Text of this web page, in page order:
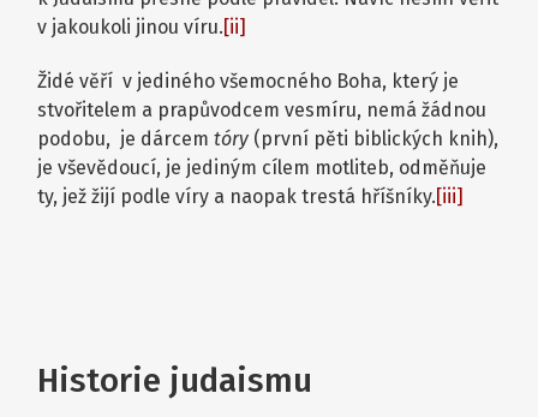
v jakoukoli jinou víru.[ii]
Židé věří v jediného všemocného Boha, který je
stvořitelem a prapůvodcem vesmíru, nemá žádnou
podobu, je dárcemtóry (první pěti biblických knih),
je vševědoucí, je jediným cílem motliteb, odměňuje
ty, jež žijí podle víry a naopak trestá hříšníky.[iii]
Historie judaismu